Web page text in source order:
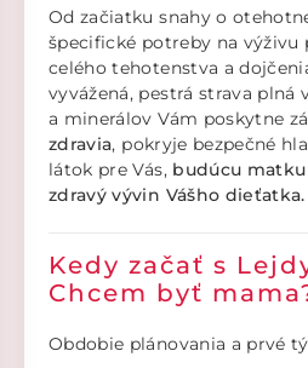
Od začiatku snahy o
špecifické potreby na výživu
celého tehotenstva a
vyvážená, pestrá strava plná
a minerálov Vám poskytne
zdravia, pokryje bezpečné
látok pre Vás, budúcu
zdravý vývin Vášho dieťatka.
Kedy začať s
Chcem byť
Obdobie plánovania a prvé